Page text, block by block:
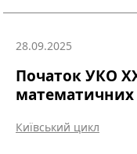
28.09.2025
Початок УКО
математичних
Київський цикл